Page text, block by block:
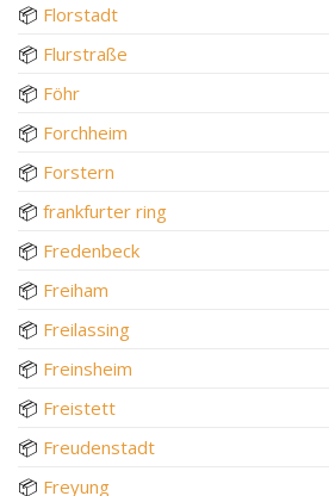
📦 Florstadt
📦 Flurstraße
📦 Föhr
📦 Forchheim
📦 Forstern
📦 frankfurter ring
📦 Fredenbeck
📦 Freiham
📦 Freilassing
📦 Freinsheim
📦 Freistett
📦 Freudenstadt
📦 Freyung